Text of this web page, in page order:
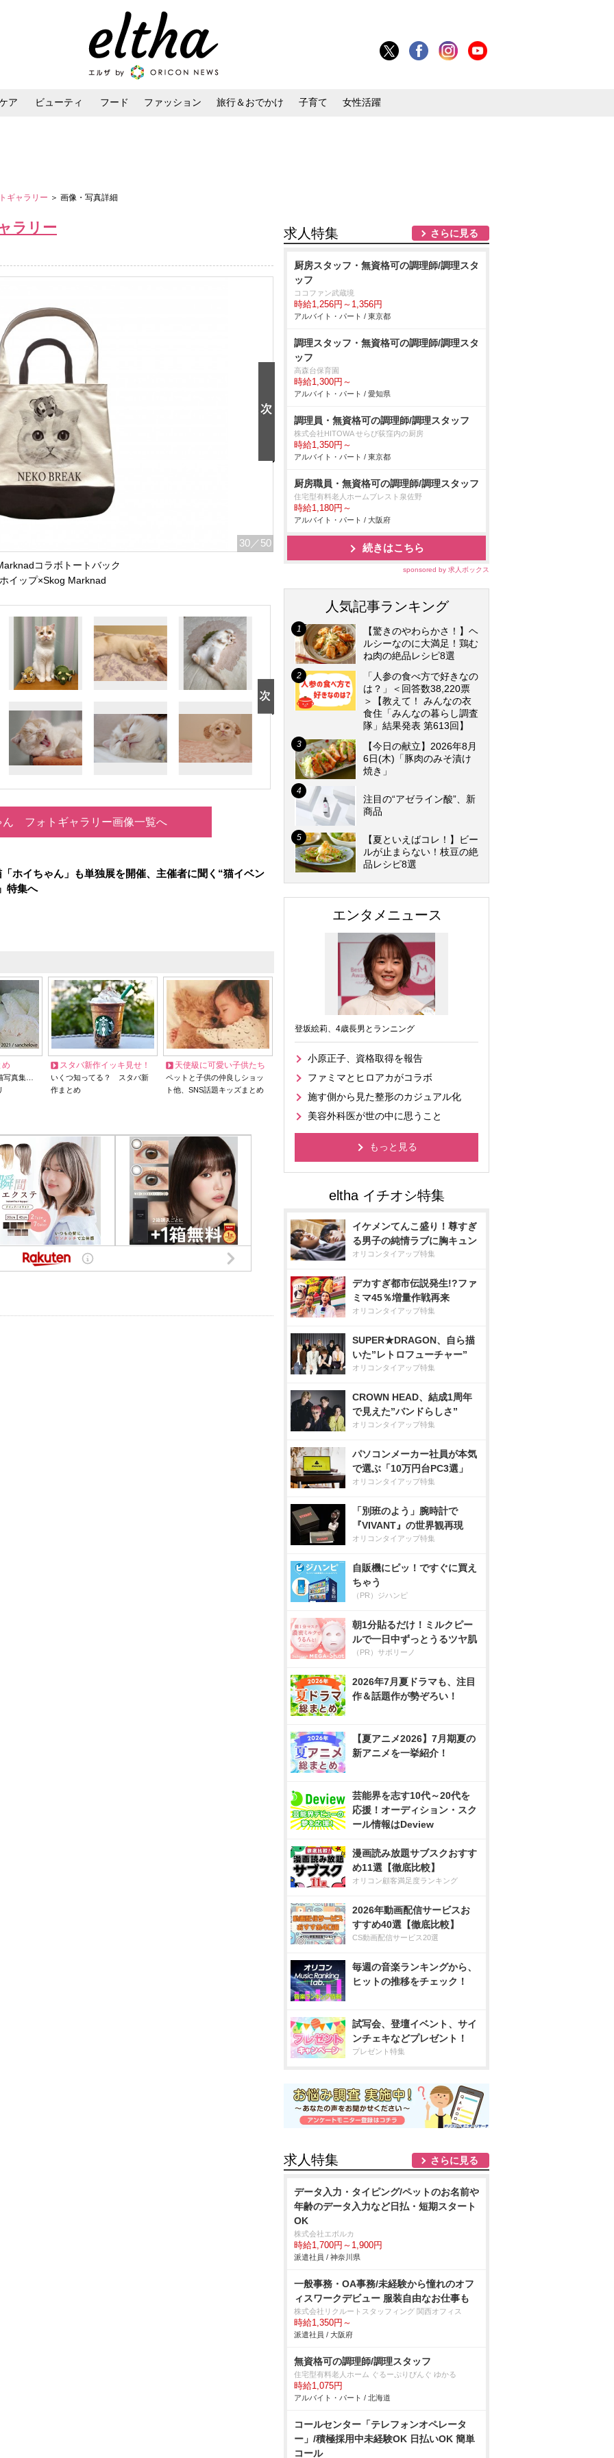
ア ビューティ フード ファッション 旅行＆おでかけ 子育て 女性活躍
ギャラリー ＞ 画像・写真詳細
ラリー
30 ／50
コラボトートバック
イップ×Skog Marknad
ん フォトギャラリー画像一覧へ
ホイちゃん」も単独展を開催、主催者に聞く“猫イベン
特集へ
め
写真集…
スタバ新作イッキ見せ！
いくつ知ってる？ スタバ新
作まとめ
天使級に可愛い子供たち
ペットと子供の仲良しショッ
ト他、SNS話題キッズまとめ
求人特集 さらに見る
厨房スタッフ・無資格可の調理師/調理スタ
ッフ
ココファン武蔵境
時給1,256円～1,356円
アルバイト・パート / 東京都
調理スタッフ・無資格可の調理師/調理スタ
ッフ
高森台保育園
時給1,300円～
アルバイト・パート / 愛知県
調理員・無資格可の調理師/調理スタッフ
株式会社HITOWA せらび荻窪内の厨房
時給1,350円～
アルバイト・パート / 東京都
厨房職員・無資格可の調理師/調理スタッフ
住宅型有料老人ホームブレスト泉佐野
時給1,180円～
アルバイト・パート / 大阪府
続きはこちら
sponsored by 求人ボックス
人気記事ランキング
【驚きのやわらかさ！】ヘ
ルシーなのに大満足！鶏む
ね肉の絶品レシピ8選
「人参の食べ方で好きなの
は？」＜回答数38,220票
＞【教えて！ みんなの衣
食住「みんなの暮らし調査
隊」結果発表 第613回】
【今日の献立】2026年8月
6日(木)「豚肉のみそ漬け
焼き」
注目の“アゼライン酸”、新
商品
【夏といえばコレ！】ビー
ルが止まらない！枝豆の絶
品レシピ8選
エンタメニュース
登坂絵莉、4歳長男とランニング
小原正子、資格取得を報告
ファミマとヒロアカがコラボ
施す側から見た整形のカジュアル化
美容外科医が世の中に思うこと
もっと見る
イケメンてんこ盛り！尊すぎ
る男子の純情ラブに胸キュン
オリコンタイアップ特集
デカすぎ都市伝説発生!?ファ
ミマ45％増量作戦再来
オリコンタイアップ特集
SUPER★DRAGON、自ら描
いた”レトロフューチャー”
オリコンタイアップ特集
CROWN HEAD、結成1周年
で見えた”バンドらしさ”
オリコンタイアップ特集
パソコンメーカー社員が本気
で選ぶ「10万円台PC3選」
オリコンタイアップ特集
「別班のよう」腕時計で
『VIVANT』の世界観再現
オリコンタイアップ特集
自販機にピッ！ですぐに買え
ちゃう
（PR）ジハンピ
朝1分貼るだけ！ミルクピー
ルで一日中ずっとうるツヤ肌
（PR）サボリーノ
2026年7月夏ドラマも、注目
作＆話題作が勢ぞろい！
【夏アニメ2026】7月期夏の
新アニメを一挙紹介！
芸能界を志す10代～20代を
応援！オーディション・スク
ール情報はDeview
漫画読み放題サブスクおすす
め11選【徹底比較】
オリコン顧客満足度ランキング
2026年動画配信サービスお
すすめ40選【徹底比較】
CS動画配信サービス20選
毎週の音楽ランキングから、
ヒットの推移をチェック！
試写会、登壇イベント、サイ
ンチェキなどプレゼント！
プレゼント特集
求人特集 さらに見る
データ入力・タイピング/ペットのお名前
年齢のデータ入力など日払・短期スタート
OK
株式会社エボルカ
時給1,700円～1,900円
派遣社員 / 神奈川県
一般事務・OA事務/未経験から憧れのオフ
ィスワークデビュー 服装自由なお仕事も
株式会社リクルートスタッフィング 関西オフィス
時給1,350円～
派遣社員 / 大阪府
無資格可の調理師/調理スタッフ
住宅型有料老人ホーム ぐるーぷりびんぐ ゆかる
時給1,075円
アルバイト・パート / 北海道
コールセンター「テレフォンオペレータ
ー」/積極採用中未経験OK 日払いOK 簡単
コール